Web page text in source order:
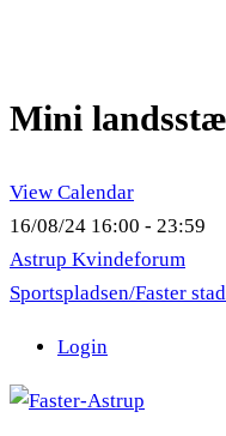
Mini
View Calendar
16/08/24 16:00 - 23:59
Astrup Kvindeforum
Sportspladsen/Faster
Login